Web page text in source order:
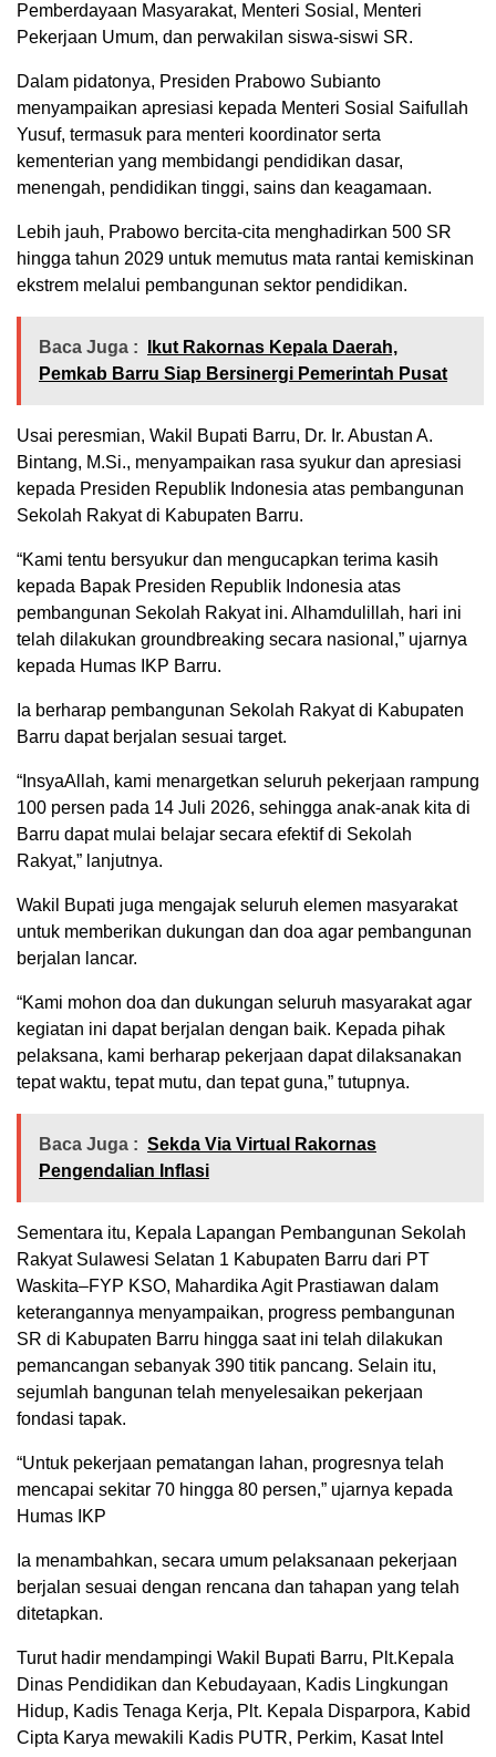
Pemberdayaan Masyarakat, Menteri Sosial, Menteri
Pekerjaan Umum, dan perwakilan siswa-siswi SR.
Dalam pidatonya, Presiden Prabowo Subianto
menyampaikan apresiasi kepada Menteri Sosial Saifullah
Yusuf, termasuk para menteri koordinator serta
kementerian yang membidangi pendidikan dasar,
menengah, pendidikan tinggi, sains dan keagamaan.
Lebih jauh, Prabowo bercita-cita menghadirkan 500 SR
hingga tahun 2029 untuk memutus mata rantai kemiskinan
ekstrem melalui pembangunan sektor pendidikan.
Baca Juga :
Ikut Rakornas Kepala Daerah,
Pemkab Barru Siap Bersinergi Pemerintah Pusat
Usai peresmian, Wakil Bupati Barru, Dr. Ir. Abustan A.
Bintang, M.Si., menyampaikan rasa syukur dan apresiasi
kepada Presiden Republik Indonesia atas pembangunan
Sekolah Rakyat di Kabupaten Barru.
“Kami tentu bersyukur dan mengucapkan terima kasih
kepada Bapak Presiden Republik Indonesia atas
pembangunan Sekolah Rakyat ini. Alhamdulillah, hari ini
telah dilakukan groundbreaking secara nasional,” ujarnya
kepada Humas IKP Barru.
Ia berharap pembangunan Sekolah Rakyat di Kabupaten
Barru dapat berjalan sesuai target.
“InsyaAllah, kami menargetkan seluruh pekerjaan rampung
100 persen pada 14 Juli 2026, sehingga anak-anak kita di
Barru dapat mulai belajar secara efektif di Sekolah
Rakyat,” lanjutnya.
Wakil Bupati juga mengajak seluruh elemen masyarakat
untuk memberikan dukungan dan doa agar pembangunan
berjalan lancar.
“Kami mohon doa dan dukungan seluruh masyarakat agar
kegiatan ini dapat berjalan dengan baik. Kepada pihak
pelaksana, kami berharap pekerjaan dapat dilaksanakan
tepat waktu, tepat mutu, dan tepat guna,” tutupnya.
Baca Juga : Sekda Via Virtual Rakornas
Pengendalian Inflasi
Sementara itu, Kepala Lapangan Pembangunan Sekolah
Rakyat Sulawesi Selatan 1 Kabupaten Barru dari PT
Waskita–FYP KSO, Mahardika Agit Prastiawan dalam
keterangannya menyampaikan, progress pembangunan
SR di Kabupaten Barru hingga saat ini telah dilakukan
pemancangan sebanyak 390 titik pancang. Selain itu,
sejumlah bangunan telah menyelesaikan pekerjaan
fondasi tapak.
“Untuk pekerjaan pematangan lahan, progresnya telah
mencapai sekitar 70 hingga 80 persen,” ujarnya kepada
Humas IKP
Ia menambahkan, secara umum pelaksanaan pekerjaan
berjalan sesuai dengan rencana dan tahapan yang telah
ditetapkan.
Turut hadir mendampingi Wakil Bupati Barru, Plt.Kepala
Dinas Pendidikan dan Kebudayaan, Kadis Lingkungan
Hidup, Kadis Tenaga Kerja, Plt. Kepala Disparpora, Kabid
Cipta Karya mewakili Kadis PUTR, Perkim, Kasat Intel